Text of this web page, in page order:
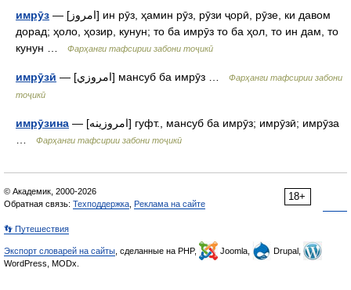
имрӯз — [امروز] ин рӯз, ҳамин рӯз, рӯзи ҷорӣ, рӯзе, ки давом
дорад; ҳоло, ҳозир, кунун; то ба имрӯз то ба ҳол, то ин дам, то
кунун …
Фарҳанги тафсирии забони тоҷикӣ
имрӯзӣ — [امروزي] мансуб ба имрӯз …
Фарҳанги тафсирии забони
тоҷикӣ
имрӯзина — [امروزينه] гуфт., мансуб ба имрӯз; имрӯзӣ; имрӯза
…
Фарҳанги тафсирии забони тоҷикӣ
18+
© Академик, 2000-2026
Обратная связь: Техподдержка, Реклама на сайте
👣 Путешествия
Экспорт словарей на сайты, сделанные на PHP, Joomla,
Drupal,
WordPress, MODx.